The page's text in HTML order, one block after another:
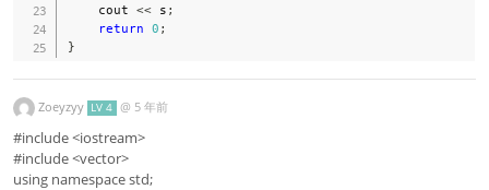
    cout
<< s ;
return 0 ;
}
Zoeyzyy LV 4 @ 5 年前
#include <iostream>
#include <vector>
using namespace std;